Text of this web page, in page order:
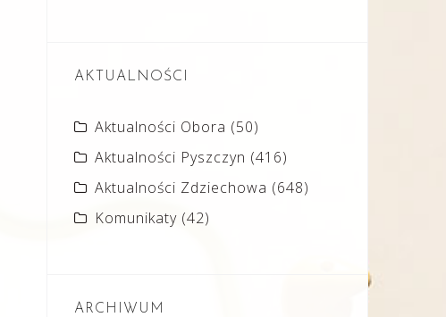
AKTUALNOŚCI
Aktualności Obora (50)
Aktualności Pyszczyn (416)
Aktualności Zdziechowa (648)
Komunikaty (42)
ARCHIWUM